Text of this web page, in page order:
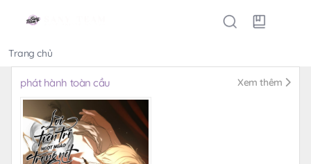
Trang chủ
phát hành toàn cầu Xem thêm